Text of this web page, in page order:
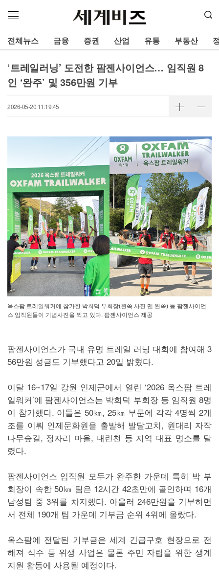
메
열
기
전체뉴스 금융 증권 산업 유통 부동산
‘트레일러닝’ 도전한 팜젠사이언스… 임직원 8
인 ‘완주’ 및 356만원 기부
2026-05-20 11:19:45
옥스팜 트레일워커에 참가한 박희덕 부회장(왼쪽 사진 맨 왼쪽) 등 팜젠사이언
스 임직원들이 기념사진을 찍고 있다. 팜젠사이언스 제공
팜젠사이언스가 국내 유명 트레일 러닝 대회에 참여해 3
56만원 성금도 기부했다고 20일 밝혔다.
이달 16~17일 강원 인제군에서 열린 ‘2026 옥스팜 트레
일워커’에 팜젠사이언스는 박희덕 부회장 등 임직원 8명
이 참가했다. 이들은 50㎞, 25㎞ 부문에 각각 4명씩 2개
조를 이뤄 인제문화원을 출발해 발달고치, 원대리 자작
나무숲길, 정자리 마을, 내린천 등 지역 대표 명소를 달
렸다.
팜젠사이언스 임직원 모두가 완주한 가운데 특히 박 부
회장이 속한 50㎞ 팀은 12시간 42초만에 골인하며 16개
남성팀 중 3위를 차지했다. 아울러 246만원을 기부하면
서 전체 190개 팀 가운데 기부금 순위 4위에 올랐다.
옥스팜에 전달된 기부금은 세계 긴급구호 현장으로 전
해져 식수 등 위생 사업은 물론 주민 자립을 위한 생계
지원 활동에 사용될 예정이다.